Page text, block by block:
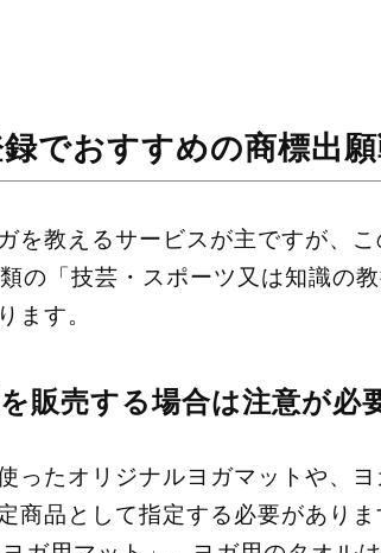
でおすすめの商標出
を教えるサービスが主ですが、
の「技芸・スポーツ⼜は知識の
ます。
販売する場合は注意が必
ったオリジナルヨガマットや、
商品として指定する必要があり